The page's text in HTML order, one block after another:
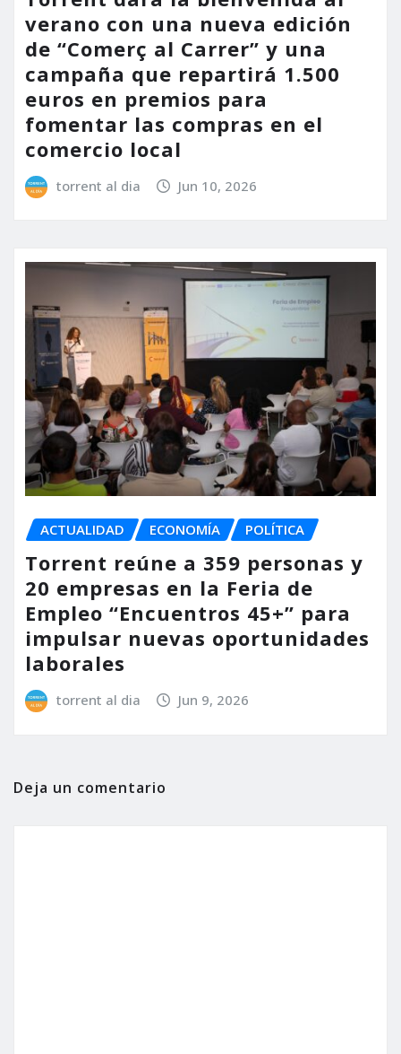
verano con una nueva edición
de “Comerç al Carrer” y una
campaña que repartirá 1.500
euros en premios para
fomentar las compras en el
comercio local
torrent al dia Jun 10, 2026
ACTUALIDAD ECONOMÍA POLÍTICA
Torrent reúne a 359 personas y
20 empresas en la Feria de
Empleo “Encuentros 45+” para
impulsar nuevas oportunidades
laborales
torrent al dia Jun 9, 2026
Deja un comentario